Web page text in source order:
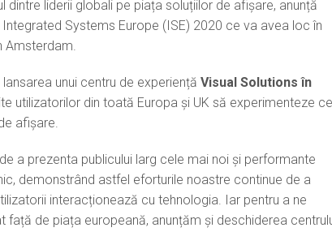
dintre liderii globali pe piața soluțiilor de afișare, anunță
Systems Europe (ISE) 2020 ce va avea loc în
Amsterdam.
lansarea unui centru de experiențăVisual Solutions în
utilizatorilor din toată Europa și UK să experimenteze
afișare.
a prezenta publicului larg cele mai noi și performante
demonstrând astfel eforturile noastre continue de a
interacționează cu tehnologia. Iar pentru a ne
față de piața europeană, anunțăm și deschiderea